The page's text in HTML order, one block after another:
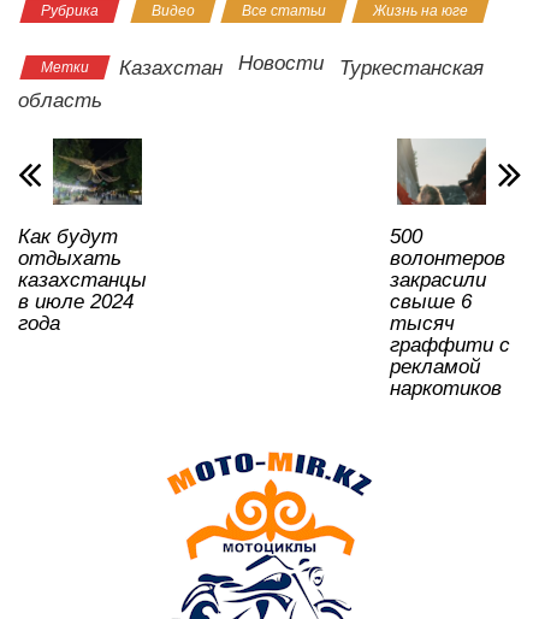
at
s
A
p
p
c
e
o
o
k
tt
er
n
o
e
gr
.R
u
er р
а
и
ть
Рубрика Видео Все статьи Жизнь на юге
Метки Казахстан Новости
Туркестанская
область
Как будут
отдыхать
казахстанцы
в июле 2024
года
500
волонтеров
закрасили
свыше 6
тысяч
граффити с
рекламой
наркотиков